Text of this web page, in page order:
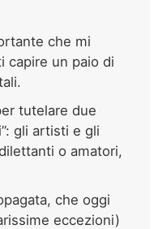
che mi
capire un paio di
tutelare due
gli artisti e gli
o amatori,
che oggi
eccezioni)